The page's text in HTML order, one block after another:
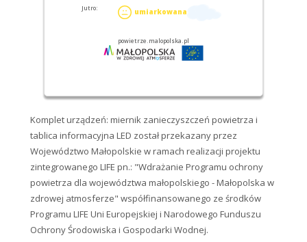
Komplet urządzeń: miernik zanieczyszczeń powietrza i
tablica informacyjna LED został przekazany przez
Województwo Małopolskie w ramach realizacji projektu
zintegrowanego LIFE pn.: "Wdrażanie Programu ochrony
powietrza dla województwa małopolskiego - Małopolska w
zdrowej atmosferze" współfinansowanego ze środków
Programu LIFE Uni Europejskiej i Narodowego Funduszu
Ochrony Środowiska i Gospodarki Wodnej.